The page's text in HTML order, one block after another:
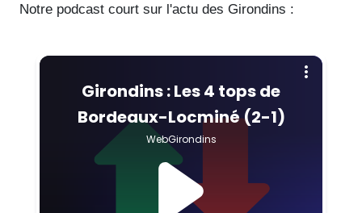
Notre podcast court sur l'actu des Girondins :